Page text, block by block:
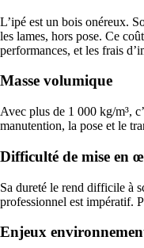
L’ipé est un bois onéreux.
les lames, hors pose. Ce
performances, et les frais
Masse volumique
Avec plus de 1 000 kg/m³,
manutention, la pose et le
Difficulté de mise en
Sa dureté le rend difficile à
professionnel est impératif.
Enjeux